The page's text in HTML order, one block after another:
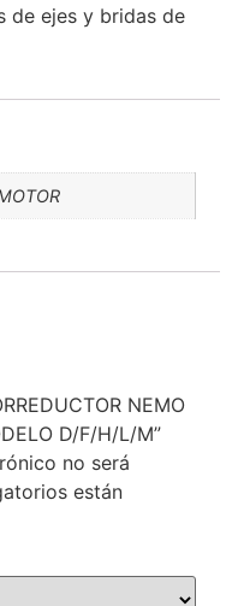
de ejes y bridas de
NEMO
D/F/H/L/M”
no será
están